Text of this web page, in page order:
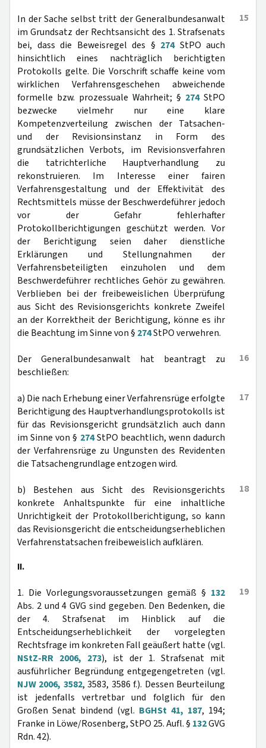
15
In der Sache selbst tritt der Generalbundesanwalt
im Grundsatz der Rechtsansicht des 1. Strafsenats
bei, dass die Beweisregel des § 274StPO auch
hinsichtlich eines nachträglich berichtigten
Protokolls gelte. Die Vorschrift schaffe keine vom
wirklichen Verfahrensgeschehen abweichende
formelle bzw. prozessuale Wahrheit; § 274StPO
bezwecke vielmehr nur eine klare
Kompetenzverteilung zwischen der Tatsachen-
und der Revisionsinstanz in Form des
grundsätzlichen Verbots, im Revisionsverfahren
die tatrichterliche Hauptverhandlung zu
rekonstruieren. Im Interesse einer fairen
Verfahrensgestaltung und der Effektivität des
Rechtsmittels müsse der Beschwerdeführer jedoch
vor der Gefahr fehlerhafter
Protokollberichtigungen geschützt werden. Vor
der Berichtigung seien daher dienstliche
Erklärungen und Stellungnahmen der
Verfahrensbeteiligten einzuholen und dem
Beschwerdeführer rechtliches Gehör zu gewähren.
Verblieben bei der freibeweislichen Überprüfung
aus Sicht des Revisionsgerichts konkrete Zweifel
an der Korrektheit der Berichtigung, könne es ihr
die Beachtung im Sinne von § 274StPO verwehren.
16
Der Generalbundesanwalt hat beantragt zu
beschließen:
17
a) Die nach Erhebung einer Verfahrensrüge erfolgte
Berichtigung des Hauptverhandlungsprotokolls ist
für das Revisionsgericht grundsätzlich auch dann
im Sinne von § 274StPO beachtlich, wenn dadurch
der Verfahrensrüge zu Ungunsten des Revidenten
die Tatsachengrundlage entzogen wird.
18
b) Bestehen aus Sicht des Revisionsgerichts
konkrete Anhaltspunkte für eine inhaltliche
Unrichtigkeit der Protokollberichtigung, so kann
das Revisionsgericht die entscheidungserheblichen
Verfahrenstatsachen freibeweislich aufklären.
II.
19
1. Die Vorlegungsvoraussetzungen gemäß § 132
Abs. 2 und 4 GVG sind gegeben. Den Bedenken, die
der 4. Strafsenat im Hinblick auf die
Entscheidungserheblichkeit der vorgelegten
Rechtsfrage im konkreten Fall geäußert hatte (vgl.
NStZ-RR 2006, 273), ist der 1. Strafsenat mit
ausführlicher Begründung entgegengetreten (vgl.
NJW 2006, 3582, 3583, 3586 f.). Dessen Beurteilung
ist jedenfalls vertretbar und folglich für den
Großen Senat bindend (vgl. BGHSt 41, 187, 194;
Franke in Löwe/Rosenberg, StPO 25. Aufl. § 132GVG
Rdn. 42).